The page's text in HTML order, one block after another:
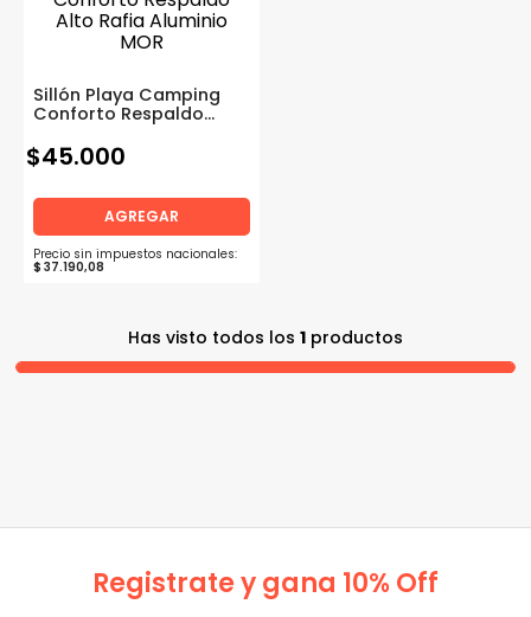
Sillón Playa Camping
Conforto Respaldo
MOR
$45.000
AGREGAR
Precio sin impuestos nacionales:
$ 37.190,08
Has visto todos los 1 productos
Registrate y gana 10% Off